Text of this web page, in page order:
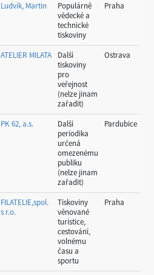
Ludvík, Martin
Populárně
vědecké a
technické
tiskoviny
Praha
ATELIER MILATA
Další
tiskoviny
pro
veřejnost
(nelze jinam
zařadit)
Ostrava
PK 62, a.s.
Další
periodika
určená
omezenému
publiku
(nelze jinam
zařadit)
Pardubice
FILATELIE,spol.
s r.o.
Tiskoviny
věnované
turistice,
cestování,
volnému
času a
sportu
Praha